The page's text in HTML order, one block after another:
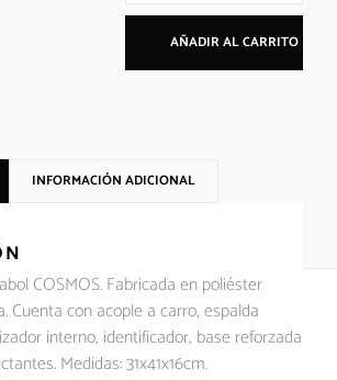
AÑADIR AL CARRITO
INFORMACIÓN ADICIONAL
COSMOS. Fabricada en poliéster
Cuenta con acople a carro, espalda
interno, identificador, base reforzada
Medidas: 31x41x16cm.